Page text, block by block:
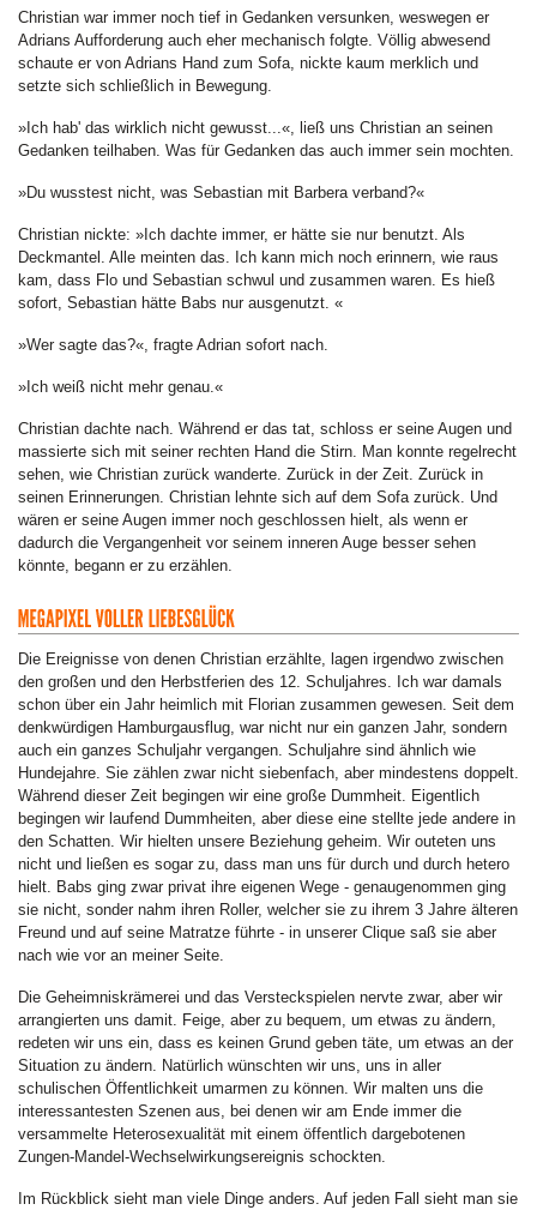
Christian war immer noch tief in Gedanken versunken, weswegen er
Adrians Aufforderung auch eher mechanisch folgte. Völlig abwesend
schaute er von Adrians Hand zum Sofa, nickte kaum merklich und
setzte sich schließlich in Bewegung.
»Ich hab' das wirklich nicht gewusst...«, ließ uns Christian an seinen
Gedanken teilhaben. Was für Gedanken das auch immer sein mochten.
»Du wusstest nicht, was Sebastian mit Barbera verband?«
Christian nickte: »Ich dachte immer, er hätte sie nur benutzt. Als
Deckmantel. Alle meinten das. Ich kann mich noch erinnern, wie raus
kam, dass Flo und Sebastian schwul und zusammen waren. Es hieß
sofort, Sebastian hätte Babs nur ausgenutzt. «
»Wer sagte das?«, fragte Adrian sofort nach.
»Ich weiß nicht mehr genau.«
Christian dachte nach. Während er das tat, schloss er seine Augen und
massierte sich mit seiner rechten Hand die Stirn. Man konnte regelrecht
sehen, wie Christian zurück wanderte. Zurück in der Zeit. Zurück in
seinen Erinnerungen. Christian lehnte sich auf dem Sofa zurück. Und
wären er seine Augen immer noch geschlossen hielt, als wenn er
dadurch die Vergangenheit vor seinem inneren Auge besser sehen
könnte, begann er zu erzählen.
Die Ereignisse von denen Christian erzählte, lagen irgendwo zwischen
den großen und den Herbstferien des 12. Schuljahres. Ich war damals
schon über ein Jahr heimlich mit Florian zusammen gewesen. Seit dem
denkwürdigen Hamburgausflug, war nicht nur ein ganzen Jahr, sondern
auch ein ganzes Schuljahr vergangen. Schuljahre sind ähnlich wie
Hundejahre. Sie zählen zwar nicht siebenfach, aber mindestens doppelt.
Während dieser Zeit begingen wir eine große Dummheit. Eigentlich
begingen wir laufend Dummheiten, aber diese eine stellte jede andere in
den Schatten. Wir hielten unsere Beziehung geheim. Wir outeten uns
nicht und ließen es sogar zu, dass man uns für durch und durch hetero
hielt. Babs ging zwar privat ihre eigenen Wege - genaugenommen ging
sie nicht, sonder nahm ihren Roller, welcher sie zu ihrem 3 Jahre älteren
Freund und auf seine Matratze führte - in unserer Clique saß sie aber
nach wie vor an meiner Seite.
Die Geheimniskrämerei und das Versteckspielen nervte zwar, aber wir
arrangierten uns damit. Feige, aber zu bequem, um etwas zu ändern,
redeten wir uns ein, dass es keinen Grund geben täte, um etwas an der
Situation zu ändern. Natürlich wünschten wir uns, uns in aller
schulischen Öffentlichkeit umarmen zu können. Wir malten uns die
interessantesten Szenen aus, bei denen wir am Ende immer die
versammelte Heterosexualität mit einem öffentlich dargebotenen
Zungen-Mandel-Wechselwirkungsereignis schockten.
Im Rückblick sieht man viele Dinge anders. Auf jeden Fall sieht man sie